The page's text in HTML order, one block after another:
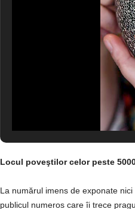
Locul poveştilor celor peste
La numărul imens de exponate
publicul numeros care îi trece